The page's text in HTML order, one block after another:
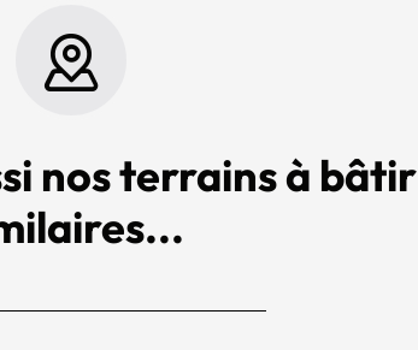
nos terrains à bâtir